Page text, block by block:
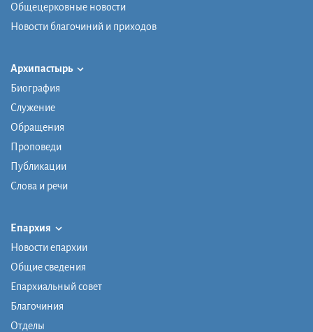
Общецерковные новости
Новости благочиний и приходов
Архипастырь
Биография
Служение
Обращения
Проповеди
Публикации
Слова и речи
Епархия
Новости епархии
Общие сведения
Епархиальный совет
Благочиния
Отделы